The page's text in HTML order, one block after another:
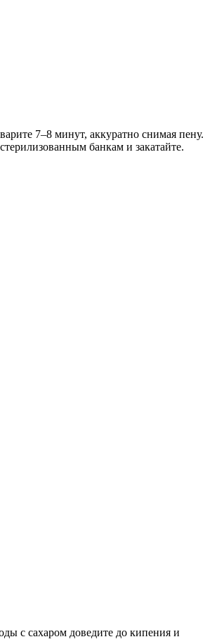
7–8 минут, аккуратно снимая пену.
банкам и закатайте.
с сахаром доведите до кипения и